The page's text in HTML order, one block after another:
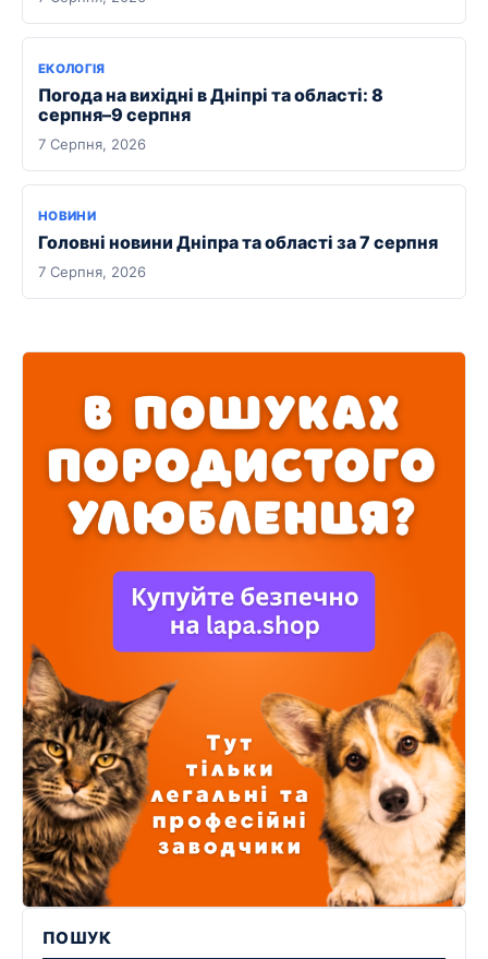
ЕКОЛОГІЯ
Погода на вихідні в Дніпрі та області: 8
серпня–9 серпня
7 Серпня, 2026
НОВИНИ
Головні новини Дніпра та області за 7 серпня
7 Серпня, 2026
ПОШУК